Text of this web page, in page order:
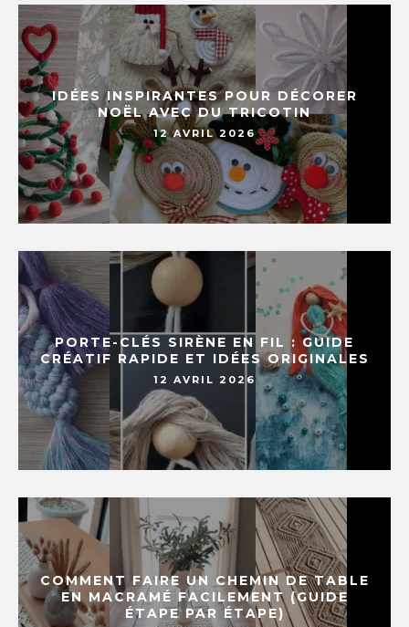
IDÉES INSPIRANTES POUR DÉCORER
NOËL AVEC DU TRICOTIN
12 AVRIL 2026
PORTE-CLÉS SIRÈNE EN FIL : GUIDE
CRÉATIF RAPIDE ET IDÉES ORIGINALES
12 AVRIL 2026
COMMENT FAIRE UN CHEMIN DE TABLE
EN MACRAMÉ FACILEMENT (GUIDE
ÉTAPE PAR ÉTAPE)